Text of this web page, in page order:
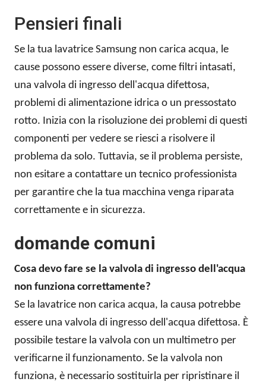
Pensieri finali
Se la tua lavatrice Samsung non carica acqua, le
cause possono essere diverse, come filtri intasati,
una valvola di ingresso dell'acqua difettosa,
problemi di alimentazione idrica o un pressostato
rotto. Inizia con la risoluzione dei problemi di questi
componenti per vedere se riesci a risolvere il
problema da solo. Tuttavia, se il problema persiste,
non esitare a contattare un tecnico professionista
per garantire che la tua macchina venga riparata
correttamente e in sicurezza.
domande comuni
Cosa devo fare se la valvola di ingresso dell'acqua
non funziona correttamente?
Se la lavatrice non carica acqua, la causa potrebbe
essere una valvola di ingresso dell'acqua difettosa. È
possibile testare la valvola con un multimetro per
verificarne il funzionamento. Se la valvola non
funziona, è necessario sostituirla per ripristinare il